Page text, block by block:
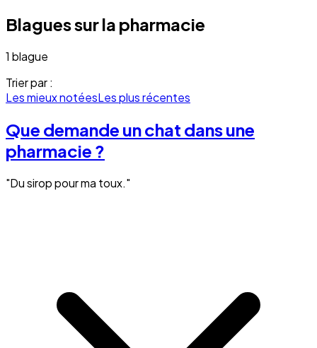
Blagues sur la pharmacie
1 blague
Trier par :
Les mieux notéesLes plus récentes
Que demande un chat dans une
pharmacie ?
"Du sirop pour ma toux."